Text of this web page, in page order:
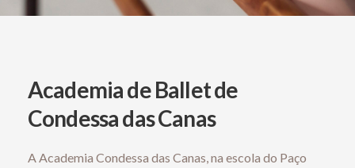
Academia de Ballet de
Condessa das Canas
A Academia Condessa das Canas, na escola do Paço